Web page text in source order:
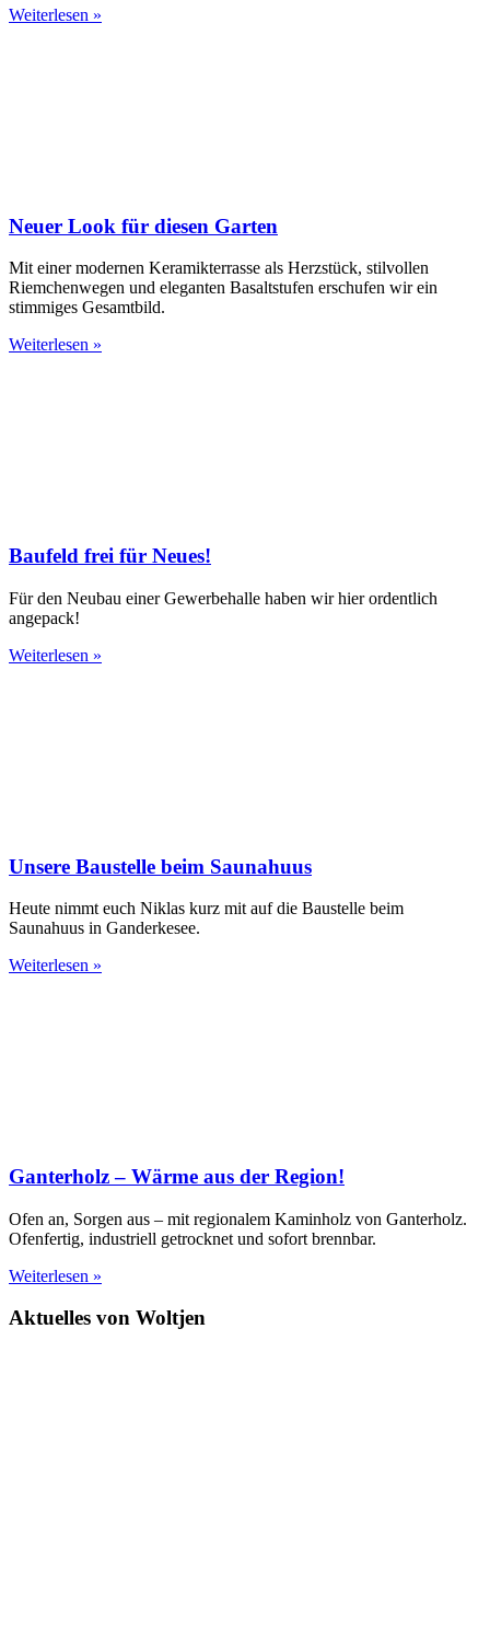
Weiterlesen »
Neuer Look für diesen Garten
Mit einer modernen Keramikterrasse als Herzstück, stilvollen
Riemchenwegen und eleganten Basaltstufen erschufen wir ein
stimmiges Gesamtbild.
Weiterlesen »
Baufeld frei für Neues!
Für den Neubau einer Gewerbehalle haben wir hier ordentlich
angepack!
Weiterlesen »
Unsere Baustelle beim Saunahuus
Heute nimmt euch Niklas kurz mit auf die Baustelle beim
Saunahuus in Ganderkesee.
Weiterlesen »
Ganterholz – Wärme aus der Region!
Ofen an, Sorgen aus – mit regionalem Kaminholz von Ganterholz.
Ofenfertig, industriell getrocknet und sofort brennbar.
Weiterlesen »
Aktuelles von Woltjen